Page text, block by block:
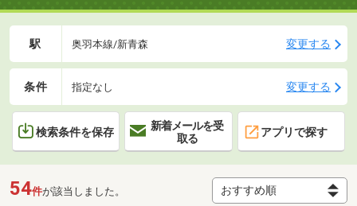
駅 奥羽本線/新青森 変更する
条件 指定なし 変更する
検索条件を保存
新着メールを受
取る
アプリで探す
54件が該当しました。